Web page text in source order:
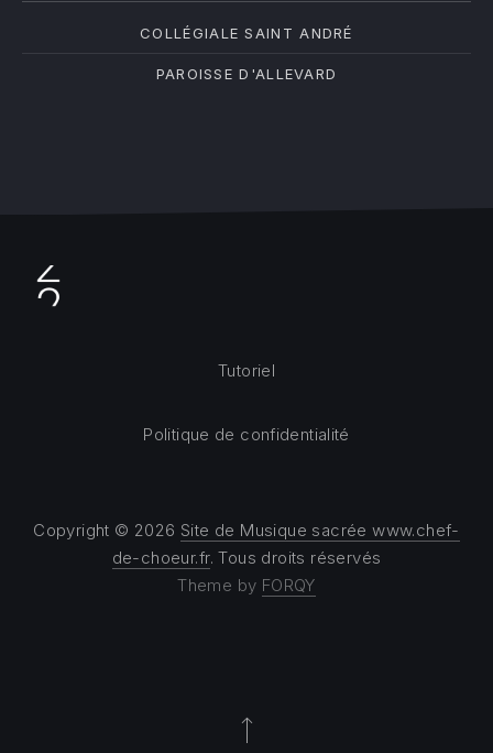
COLLÉGIALE SAINT ANDRÉ
PAROISSE D'ALLEVARD
Copyright © 2026 Site de Musique sacrée www.chef-
de-choeur.fr. Tous droits réservés
Theme by FORQY
Tutoriel
Politique de confidentialité
Back to Top